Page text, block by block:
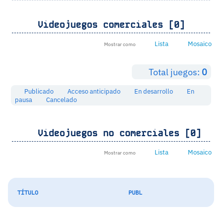
Videojuegos comerciales [0]
Mostrar como Lista Mosaico
Total juegos: 0
Publicado Acceso anticipado En desarrollo
En
pausa
Cancelado
Videojuegos no comerciales [0]
Mostrar como Lista Mosaico
TÍTULO PUBL